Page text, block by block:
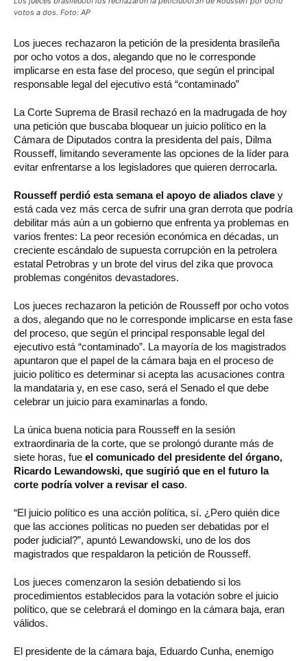
votos a dos. Foto: AP
Los jueces rechazaron la petición de la presidenta brasileña
por ocho votos a dos, alegando que no le corresponde
implicarse en esta fase del proceso, que según el principal
responsable legal del ejecutivo está “contaminado”
La Corte Suprema de Brasil rechazó en la madrugada de hoy
una petición que buscaba bloquear un juicio político en la
Cámara de Diputados contra la presidenta del país, Dilma
Rousseff, limitando severamente las opciones de la líder para
evitar enfrentarse a los legisladores que quieren derrocarla.
Rousseff perdió esta semana el apoyo de aliados clave y
está cada vez más cerca de sufrir una gran derrota que podría
debilitar más aún a un gobierno que enfrenta ya problemas en
varios frentes: La peor recesión económica en décadas, un
creciente escándalo de supuesta corrupción en la petrolera
estatal Petrobras y un brote del virus del zika que provoca
problemas congénitos devastadores.
Los jueces rechazaron la petición de Rousseff por ocho votos
a dos, alegando que no le corresponde implicarse en esta fase
del proceso, que según el principal responsable legal del
ejecutivo está “contaminado”. La mayoría de los magistrados
apuntaron que el papel de la cámara baja en el proceso de
juicio político es determinar si acepta las acusaciones contra
la mandataria y, en ese caso, será el Senado el que debe
celebrar un juicio para examinarlas a fondo.
La única buena noticia para Rousseff en la sesión
extraordinaria de la corte, que se prolongó durante más de
siete horas, fue el comunicado del presidente del órgano,
Ricardo Lewandowski, que sugirió que en el futuro la
corte podría volver a revisar el caso.
“El juicio político es una acción política, sí. ¿Pero quién dice
que las acciones políticas no pueden ser debatidas por el
poder judicial?”, apuntó Lewandowski, uno de los dos
magistrados que respaldaron la petición de Rousseff.
Los jueces comenzaron la sesión debatiendo si los
procedimientos establecidos para la votación sobre el juicio
político, que se celebrará el domingo en la cámara baja, eran
válidos.
El presidente de la cámara baja, Eduardo Cunha, enemigo